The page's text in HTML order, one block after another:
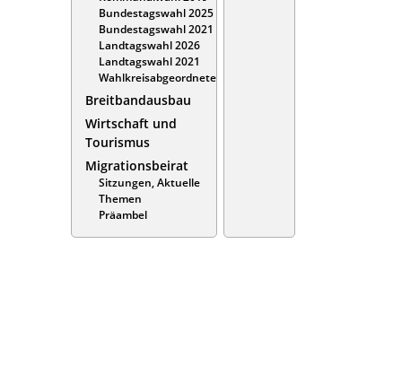
Bundestagswahl 2025
Bundestagswahl 2021
Landtagswahl 2026
Landtagswahl 2021
Wahlkreisabgeordnete
Breitbandausbau
Wirtschaft und
Tourismus
Migrationsbeirat
Sitzungen, Aktuelle
Themen
Präambel